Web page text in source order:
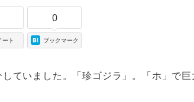
ート
0
ブックマーク
ていました。「珍ゴジラ」。「ホ」で巨